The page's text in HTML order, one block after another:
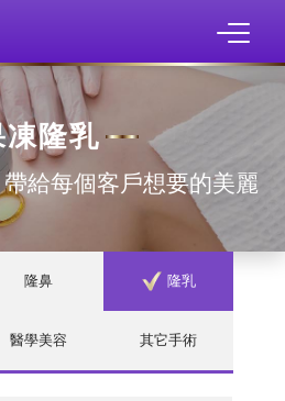
凍隆乳
給每個客戶想要的美麗
隆鼻 隆乳
醫學美容 其它手術